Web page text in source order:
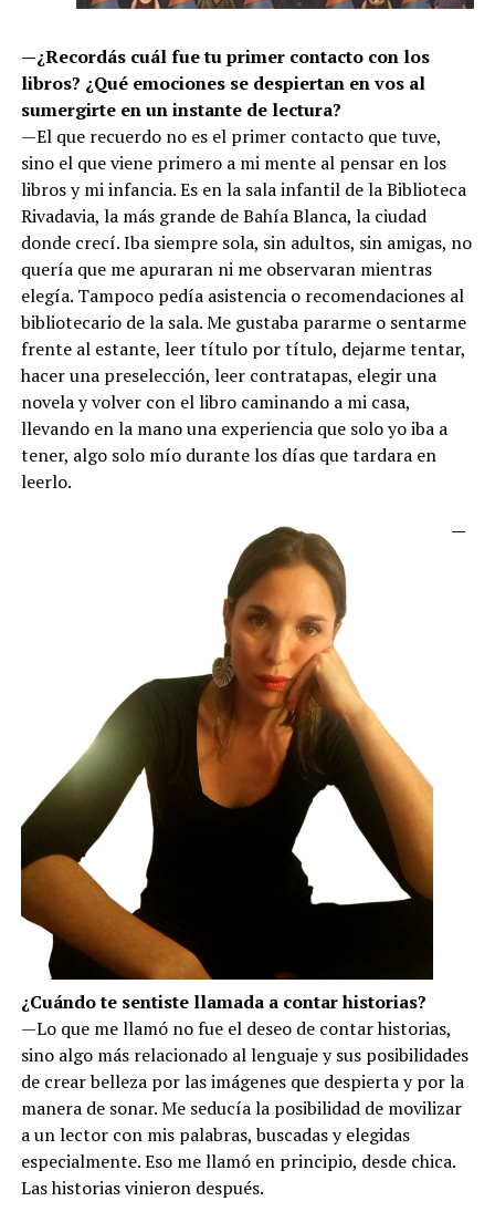
—¿Recordás cuál fue tu primer contacto con los
libros? ¿Qué emociones se despiertan en vos al
sumergirte en un instante de lectura?
—El que recuerdo no es el primer contacto que tuve,
sino el que viene primero a mi mente al pensar en los
libros y mi infancia. Es en la sala infantil de la Biblioteca
Rivadavia, la más grande de Bahía Blanca, la ciudad
donde crecí. Iba siempre sola, sin adultos, sin amigas, no
quería que me apuraran ni me observaran mientras
elegía. Tampoco pedía asistencia o recomendaciones al
bibliotecario de la sala. Me gustaba pararme o sentarme
frente al estante, leer título por título, dejarme tentar,
hacer una preselección, leer contratapas, elegir una
novela y volver con el libro caminando a mi casa,
llevando en la mano una experiencia que solo yo iba a
tener, algo solo mío durante los días que tardara en
leerlo.
—
¿Cuándo te sentiste llamada a contar historias?
—Lo que me llamó no fue el deseo de contar historias,
sino algo más relacionado al lenguaje y sus posibilidades
de crear belleza por las imágenes que despierta y por la
manera de sonar. Me seducía la posibilidad de movilizar
a un lector con mis palabras, buscadas y elegidas
especialmente. Eso me llamó en principio, desde chica.
Las historias vinieron después.